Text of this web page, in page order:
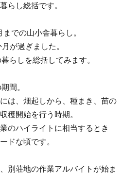
らし総括です。
での山小舎暮らし。
が過ぎました。
らしを総括してみます。
間。
は、畑起しから、種まき、苗の
穫開始を行う時期。
のハイライトに相当するとき
ドな頃です。
別荘地の作業アルバイトが始ま